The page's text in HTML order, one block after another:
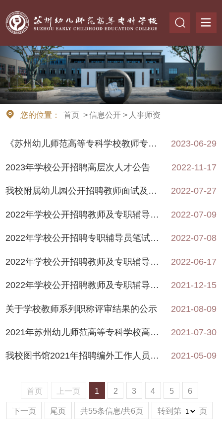
您的位置： 首页 >信息公开 > 人事师资
2023-06-29
《苏州幼儿师范高等专科学校教师专业技术资格条件》等四个资格条件
2022-11-17
2023年学校公开招聘高层次人才公告
2022-07-27
我校附属幼儿园公开招聘教师面试及总成绩公示
2022-07-09
2022年学校公开招聘教师及专职辅导员面试及总成绩公示
2022-07-08
2022年学校公开招聘专职辅导员笔试成绩查询公告
2022-06-17
2022年学校公开招聘教师及专职辅导员笔试及面试公告
2021-12-15
2022年学校公开招聘教师及专职辅导员公告
2021-08-09
关于学校教师系列职称评审结果的公示
2021-07-30
2021年苏州幼儿师范高等专科学校高铁新城实验幼儿园招聘保健医生、食堂工作人员简章
2021-05-09
我校图书馆2021年招聘编外工作人员的公告
首页 上一页 1 2 3 4 5 6
下一页 尾页 共55条信息/共6页 转到第 页